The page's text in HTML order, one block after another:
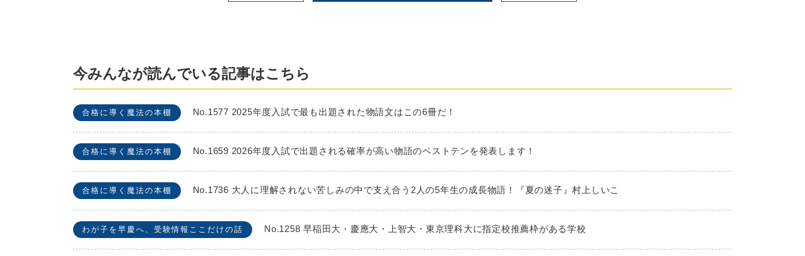
今みんなが読んでいる記事はこちら
合格に導く魔法の本棚 No.1577 2025年度入試で最も出題された物語文はこの6冊だ！
合格に導く魔法の本棚 No.1659 2026年度入試で出題される確率が高い物語のベストテンを発表します！
合格に導く魔法の本棚 No.1736 大人に理解されない苦しみの中で支え合う2人の5年生の成長物語！『夏の迷子』村上しいこ
わが子を早慶へ、受験情報ここだけの話 No.1258 早稲田大・慶應大・上智大・東京理科大に指定校推薦枠がある学校